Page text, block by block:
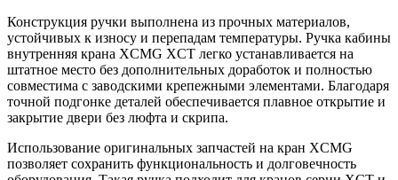
Конструкция ручки выполнена из прочных материалов,
устойчивых к износу и перепадам температуры. Ручка кабины
внутренняя крана XCMG XCT легко устанавливается на
штатное место без дополнительных доработок и полностью
совместима с заводскими крепежными элементами. Благодаря
точной подгонке деталей обеспечивается плавное открытие и
закрытие двери без люфта и скрипа.
Использование оригинальных запчастей на кран XCMG
позволяет сохранить функциональность и долговечность